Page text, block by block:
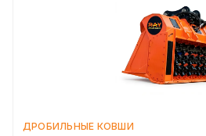
ДРОБИЛЬНЫЕ КОВШИ